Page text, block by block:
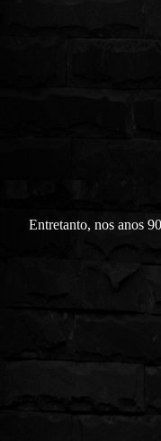
Entretanto, nos anos